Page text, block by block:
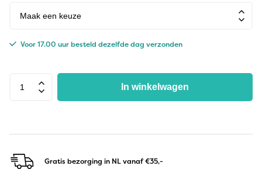
Voor 17.00 uur besteld dezelfde dag verzonden
In winkelwagen
Gratis bezorging in NLvanaf €35,-